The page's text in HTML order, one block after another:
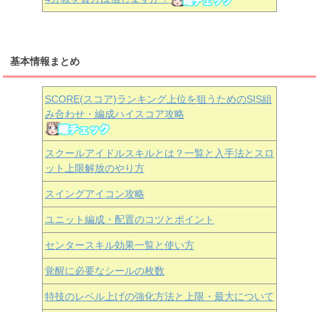
基本情報まとめ
SCORE(スコア)ランキング上位を狙うためのSIS組
み合わせ・編成ハイスコア攻略
スクールアイドルスキルとは？一覧と入手法とスロ
ット上限解放のやり方
スイングアイコン攻略
ユニット編成・配置のコツとポイント
センタースキル効果一覧と使い方
覚醒に必要なシールの枚数
特技のレベル上げの強化方法と上限・最大について